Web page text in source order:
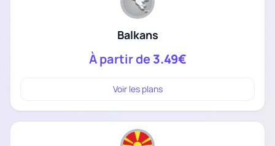
Balkans
À partir de3.49€
Voir les plans